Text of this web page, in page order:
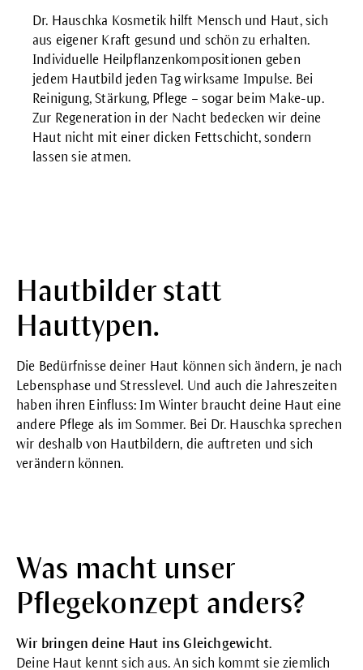
Dr. Hauschka Kosmetik hilft Mensch und Haut, sich
aus eigener Kraft gesund und schön zu erhalten.
Individuelle Heilpflanzenkompositionen geben
jedem Hautbild jeden Tag wirksame Impulse. Bei
Reinigung, Stärkung, Pflege – sogar beim Make-up.
Zur Regeneration in der Nacht bedecken wir deine
Haut nicht mit einer dicken Fettschicht, sondern
lassen sie atmen.
Hautbilder statt
Hauttypen.
Die Bedürfnisse deiner Haut können sich ändern, je nach
Lebensphase und Stresslevel. Und auch die Jahreszeiten
haben ihren Einfluss: Im Winter braucht deine Haut eine
andere Pflege als im Sommer. Bei Dr. Hauschka sprechen
wir deshalb von Hautbildern, die auftreten und sich
verändern können.
Was macht unser
Pflegekonzept anders?
Wir bringen deine Haut ins Gleichgewicht.
Deine Haut kennt sich aus. An sich kommt sie ziemlich